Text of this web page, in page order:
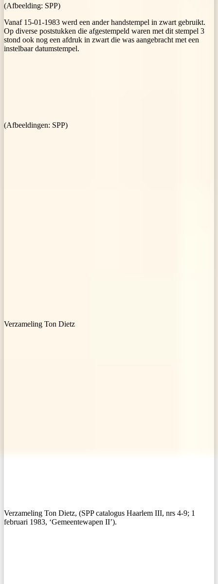
(Afbeelding: SPP)
Vanaf 15-01-1983 werd een ander handstempel in zwart gebruikt.
Op diverse poststukken die afgestempeld waren met dit stempel 3
stond ook nog een afdruk in zwart die was aangebracht met een
instelbaar datumstempel.
(Afbeeldingen: SPP)
Verzameling Ton Dietz
Verzameling Ton Dietz, (SPP catalogus Haarlem III, nrs 4-9; 1
februari 1983, ‘Gemeentewapen II’).